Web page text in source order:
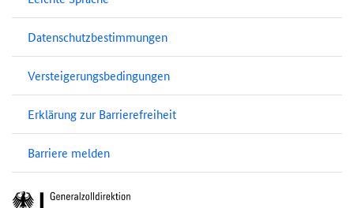
Datenschutzbestimmungen
Versteigerungsbedingungen
Erklärung zur Barrierefreiheit
Barriere melden